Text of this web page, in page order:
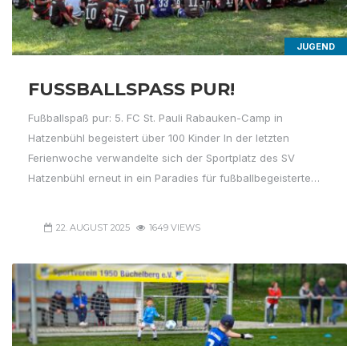
JUGEND
FUSSBALLSPASS PUR!
Fußballspaß pur: 5. FC St. Pauli Rabauken-Camp in
Hatzenbühl begeistert über 100 Kinder In der letzten
Ferienwoche verwandelte sich der Sportplatz des SV
Hatzenbühl erneut in ein Paradies für fußballbegeisterte…
22. AUGUST 2025 1649 VIEWS